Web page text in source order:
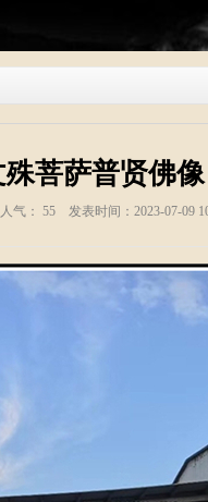
菩萨普贤佛像
气： 55 发表时间：2023-07-09